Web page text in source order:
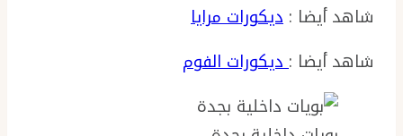
شاهد أيضا : ديكورات مرايا
شاهد أيضا :ديكورات الفوم